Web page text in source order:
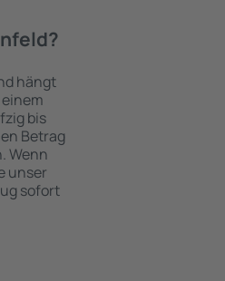
hängt
bis
Betrag
Wenn
unser
sofort